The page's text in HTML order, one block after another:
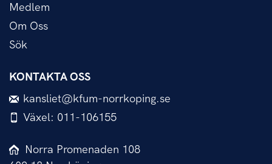
Medlem
Om Oss
Sök
KONTAKTA OSS
kansliet@kfum-norrkoping.se
Växel: 011-106155
Norra Promenaden 108